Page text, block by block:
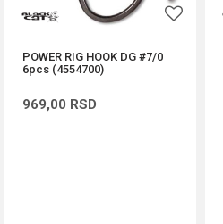
POWER RIG HOOK DG #7/0
6pcs (4554700)
969,00 RSD